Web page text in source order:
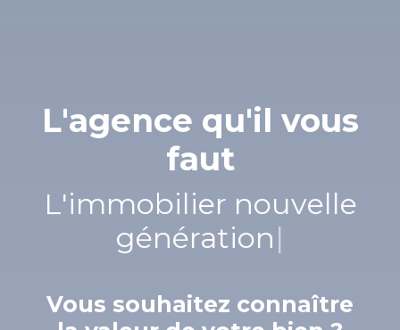
L'agence qu'il vous
faut
L'immobilier nouvelle
génération|
Vous souhaitez connaître